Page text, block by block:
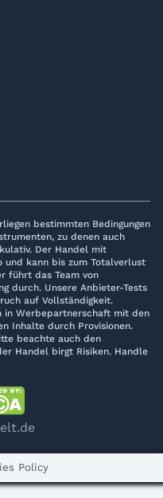
bestimmten Bedingungen
zu denen auch
Der Handel mit
und kann bis zum Totalverlust
führt das Team von
durch. Unsere Anbieter-Tests
auf Vollständigkeit.
in Werbepartnerschaft mit den
Inhalte durch Provisionen.
beachte auch den
Handel birgt Risiken. Handle
Policy